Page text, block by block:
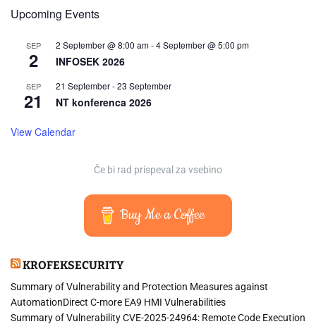
Upcoming Events
SEP
2
2 September @ 8:00 am-4 September @ 5:00 pm
INFOSEK 2026
SEP
21
21 September-23 September
NT konferenca 2026
View Calendar
Če bi rad prispeval za vsebino
Buy Me a Coffee
KROFEKSECURITY
Summary of Vulnerability and Protection Measures against
AutomationDirect C-more EA9 HMI Vulnerabilities
Summary of Vulnerability CVE-2025-24964: Remote Code Execution